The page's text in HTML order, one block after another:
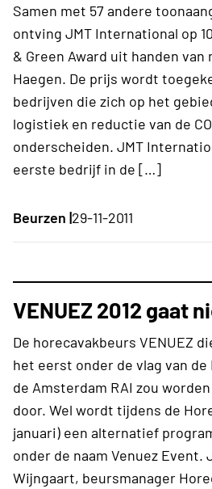
Samen met 57 andere
ontving JMT International op
& Green Award uit handen
Haegen. De prijs wordt
bedrijven die zich op het
logistiek en reductie van de
onderscheiden. JMT
eerste bedrijf in de […]
Beurzen |29-11-2011
VENUEZ 2012 gaat
De horecavakbeurs VENUEZ
het eerst onder de vlag van de
de Amsterdam RAI zou
door. Wel wordt tijdens de
januari) een alternatief
onder de naam Venuez Event.
Wijngaart, beursmanager